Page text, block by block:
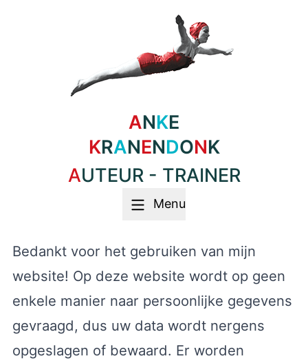
ANKE
KRANENDONK
AUTEUR - TRAINER
Menu
Bedankt voor het gebruiken van mijn
website! Op deze website wordt op geen
enkele manier naar persoonlijke gegevens
gevraagd, dus uw data wordt nergens
opgeslagen of bewaard. Er worden